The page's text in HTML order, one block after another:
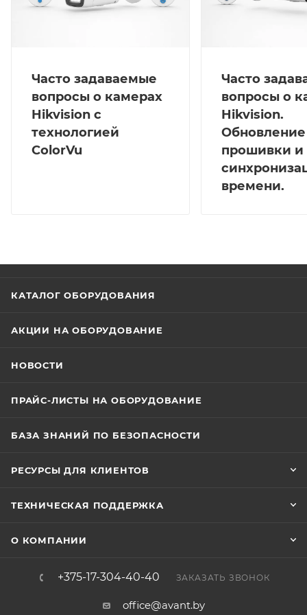
Часто задаваемые
вопросы о камерах
Hikvision с
технологией
ColorVu
Часто
вопросы о
Hikvision.
Обновление
прошивки и
времени.
КАТАЛОГ ОБОРУДОВАНИЯ
АКЦИИ НА ОБОРУДОВАНИЕ
НОВОСТИ
ПРАЙС-ЛИСТЫ НА ОБОРУДОВАНИЕ
БАЗА ЗНАНИЙ ПО БЕЗОПАСНОСТИ
РЕСУРСЫ ДЛЯ КЛИЕНТОВ
ТЕХНИЧЕСКАЯ ПОДДЕРЖКА
О КОМПАНИИ
+375-17-304-40-40 ЗАКАЗАТЬ ЗВОНОК
office@avant.by